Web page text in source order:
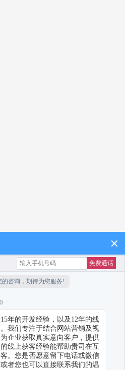
小红书代运营